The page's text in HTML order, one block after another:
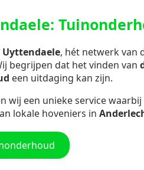
Uyttendaele, hét netwerk van
begrijpen dat het vinden van
een uitdaging kan zijn.
wij een unieke service
lokale hoveniers in